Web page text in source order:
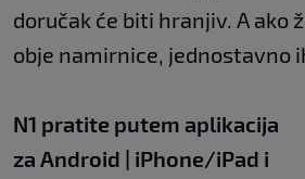
doručak će biti hranjiv. A ako
obje namirnice, jednostavno
N1 pratite putem aplikacija
za Android | iPhone/iPad i